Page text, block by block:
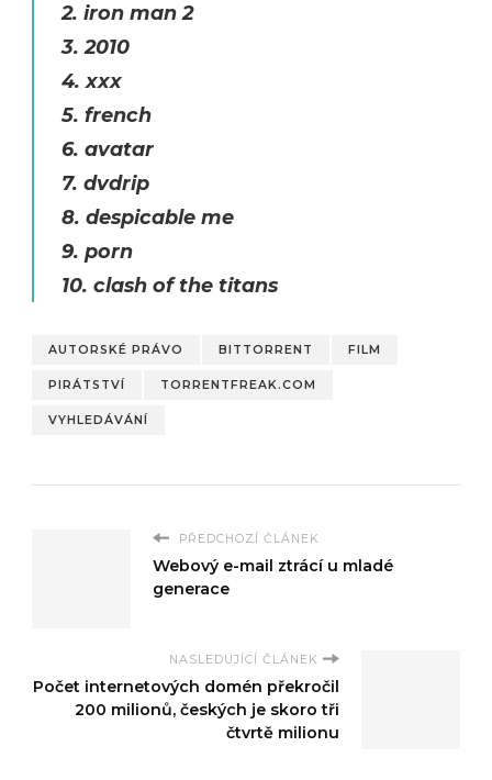
2. iron man 2
3. 2010
4. xxx
5. french
6. avatar
7. dvdrip
8. despicable me
9. porn
10. clash of the titans
AUTORSKÉ PRÁVO BITTORRENT FILM
PIRÁTSTVÍ TORRENTFREAK.COM
VYHLEDÁVÁNÍ
PŘEDCHOZÍ ČLÁNEK
Webový e-mail ztrácí u mladé
generace
NASLEDUJÍCÍ ČLÁNEK
Počet internetových domén překročil
200 milionů, českých je skoro tři
čtvrtě milionu